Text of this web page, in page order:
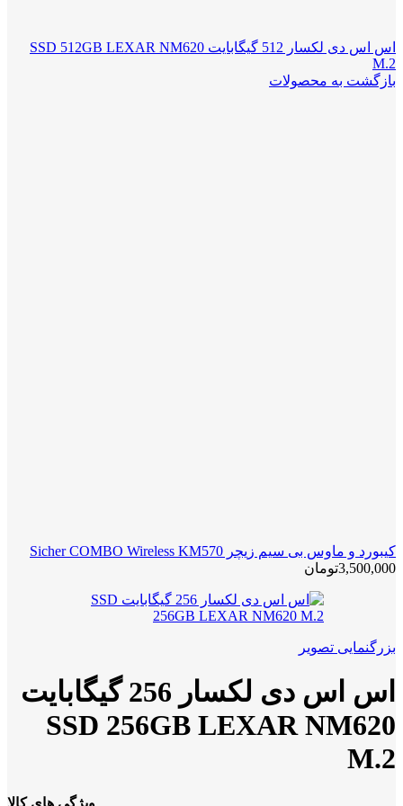
اس اس دی لکسار 512 گیگابایت SSD 512GB LEXAR NM620
M.2
بازگشت به محصولات
کیبورد و ماوس بی سیم زیچر Sicher COMBO Wireless KM570
3,500,000تومان
بزرگنمایی تصویر
اس اس دی لکسار 256 گیگابایت
SSD 256GB LEXAR NM620
M.2